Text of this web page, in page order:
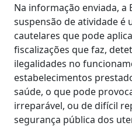
Na informação enviada, a
suspensão de atividade é
cautelares que pode
fiscalizações que faz,
ilegalidades no
estabelecimentos
saúde, o que pode
irreparável, ou de difícil
segurança pública dos